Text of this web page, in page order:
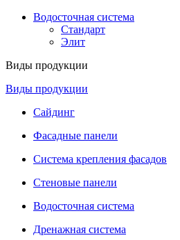
Водосточная система
Стандарт
Элит
Виды продукции
Виды продукции
Сайдинг
Фасадные панели
Система крепления фасадов
Стеновые панели
Водосточная система
Дренажная система